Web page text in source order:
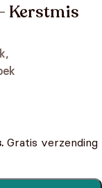
Kerstmis
Gratis verzending